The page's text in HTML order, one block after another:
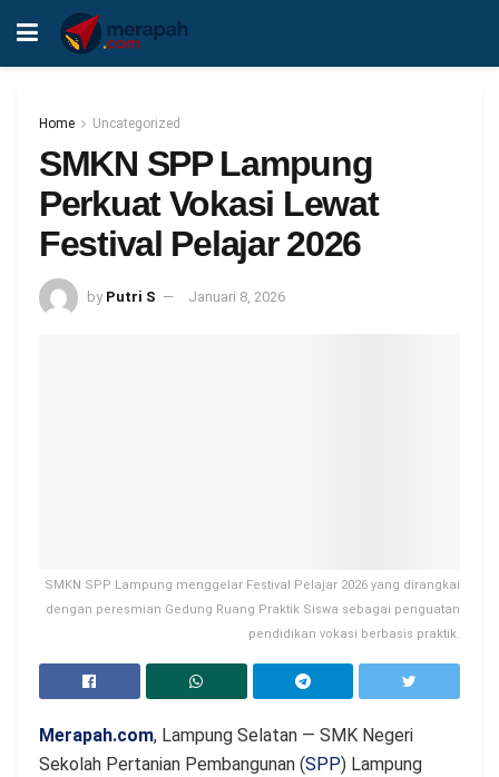
Home Uncategorized
SMKN SPP Lampung
Perkuat Vokasi Lewat
Festival Pelajar 2026
by Putri S Januari 8, 2026
SMKN SPP Lampung menggelar Festival Pelajar 2026 yang dirangkai
dengan peresmian Gedung Ruang Praktik Siswa sebagai penguatan
pendidikan vokasi berbasis praktik.
Merapah.com, Lampung Selatan — SMK Negeri
Sekolah Pertanian Pembangunan (SPP) Lampung